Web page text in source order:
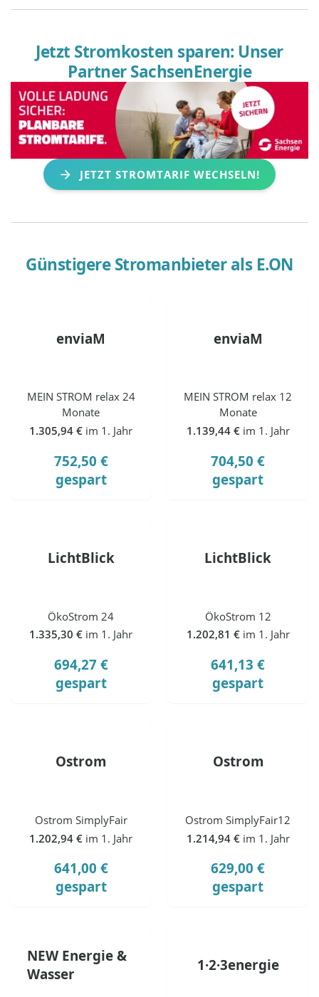
Jetzt Stromkosten sparen: Unser
Partner SachsenEnergie
JETZT STROMTARIF WECHSELN!
Günstigere Stromanbieter als E.ON
enviaM
MEIN STROM relax 24
Monate
1.305,94 € im 1. Jahr
752,50 €
gespart
enviaM
MEIN STROM relax 12
Monate
1.139,44 € im 1. Jahr
704,50 €
gespart
LichtBlick
ÖkoStrom 24
1.335,30 € im 1. Jahr
694,27 €
gespart
LichtBlick
ÖkoStrom 12
1.202,81 € im 1. Jahr
641,13 €
gespart
Ostrom
Ostrom SimplyFair
1.202,94 € im 1. Jahr
641,00 €
gespart
Ostrom
Ostrom SimplyFair12
1.214,94 € im 1. Jahr
629,00 €
gespart
NEW Energie &
Wasser
1·2·3energie